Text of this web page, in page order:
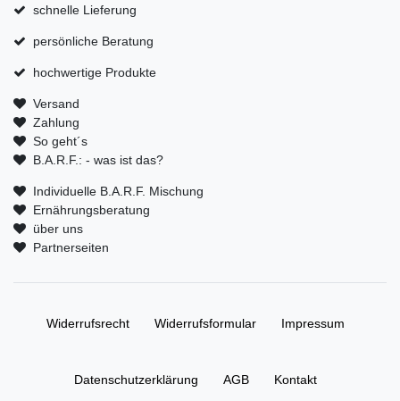
schnelle Lieferung
persönliche Beratung
hochwertige Produkte
Versand
Zahlung
So geht´s
B.A.R.F.: - was ist das?
Individuelle B.A.R.F. Mischung
Ernährungsberatung
über uns
Partnerseiten
Widerrufs­recht Widerrufs­formular Impressum
Daten­schutz­erklärung AGB Kontakt